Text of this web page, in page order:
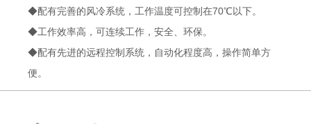
◆配有完善的风冷系统，工作温度可控制在70℃以下。
◆工作效率高，可连续工作，安全、环保。
◆配有先进的远程控制系统，自动化程度高，操作简单方
便。